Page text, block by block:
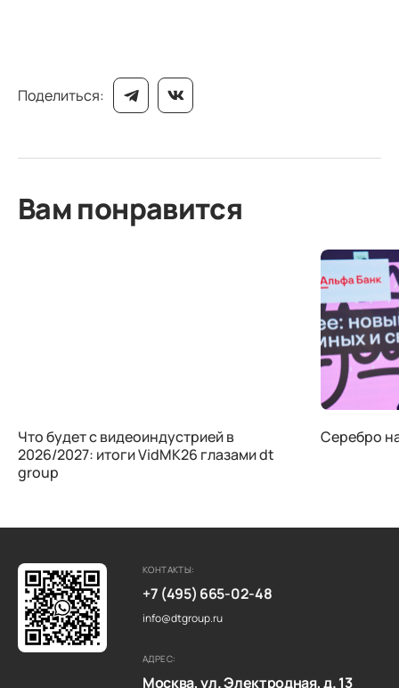
Поделиться:
Вам понравится
Что будет с видеоиндустрией в
2026/2027: итоги VidMK26 глазами dt
group
Серебро
КОНТАКТЫ:
+7 (495) 665-02-48
info@dtgroup.ru
АДРЕС:
Москва, ул. Электродная, д. 13